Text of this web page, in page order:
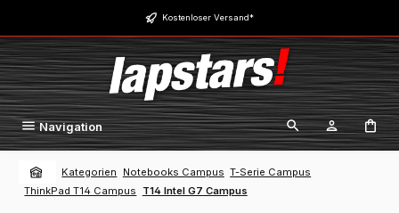
Zum Hauptinhalt springen Kostenloser Versand*
Navigation
Kategorien Notebooks Campus T-Serie Campus
ThinkPad T14 Campus
T14 Intel G7 Campus